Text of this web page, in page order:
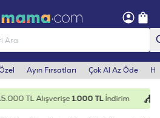
Ayın Fırsatları Çok Al Az Öde
TL Alışverişe1.000 TLİndirim